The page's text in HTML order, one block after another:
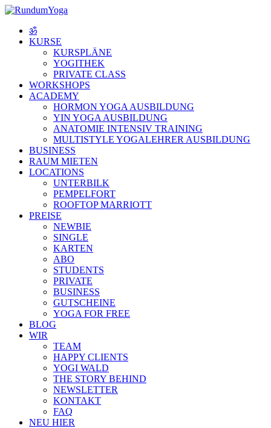
ॐ
KURSE
KURSPLÄNE
YOGITHEK
PRIVATE CLASS
WORKSHOPS
ACADEMY
HORMON YOGA AUSBILDUNG
YIN YOGA AUSBILDUNG
ANATOMIE INTENSIV TRAINING
MULTISTYLE YOGALEHRER AUSBILDUNG
BUSINESS
RAUM MIETEN
LOCATIONS
UNTERBILK
PEMPELFORT
ROOFTOP MARRIOTT
PREISE
NEWBIE
SINGLE
KARTEN
ABO
STUDENTS
PRIVATE
BUSINESS
GUTSCHEINE
YOGA FOR FREE
BLOG
WIR
TEAM
HAPPY CLIENTS
YOGI WALD
THE STORY BEHIND
NEWSLETTER
KONTAKT
FAQ
NEU HIER